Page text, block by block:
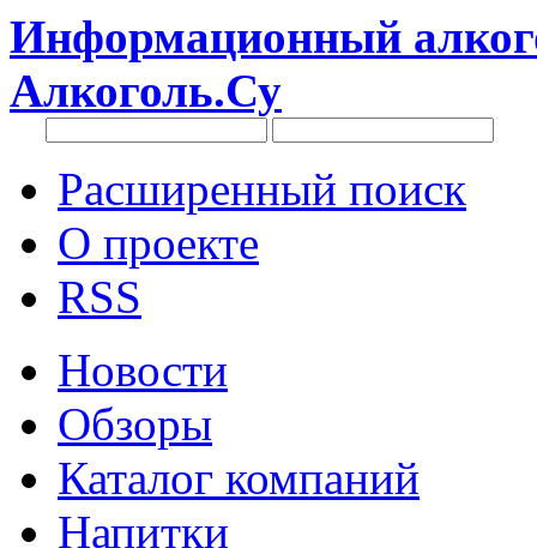
Информационный
Алкоголь.Су
Расширенный поиск
О проекте
RSS
Новости
Обзоры
Каталог компаний
Напитки